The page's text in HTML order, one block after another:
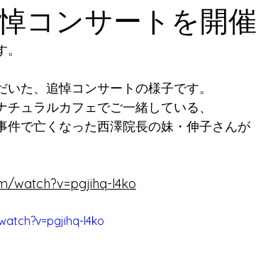
コンサートを開催
た、追悼コンサートの様子です。
ュラルカフェでご一緒している、
件で亡くなった西澤院長の妹・伸子さんが
watch?v=pgjihq-l4ko
l4ko